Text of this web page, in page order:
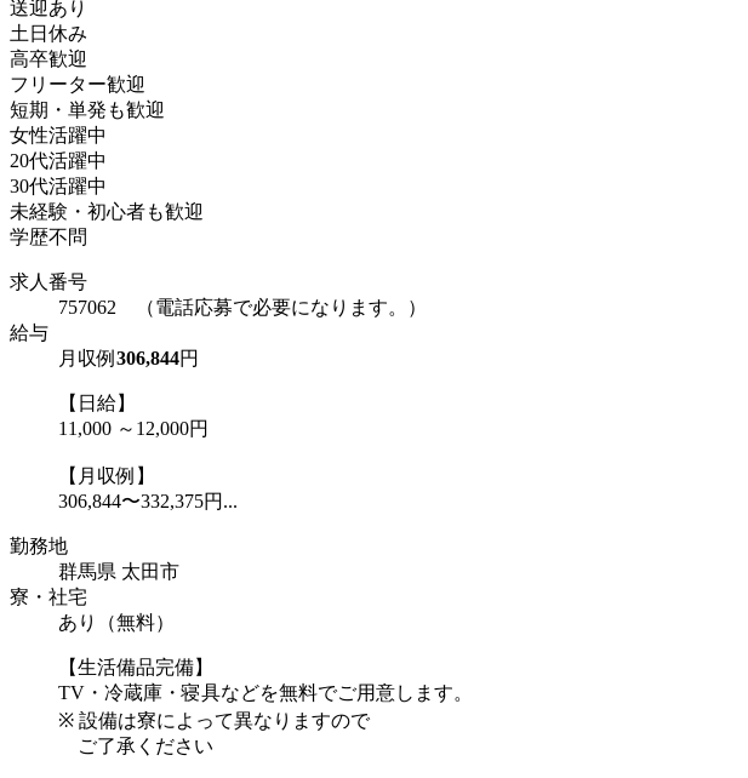
送迎あり
土日休み
高卒歓迎
フリーター歓迎
短期・単発も歓迎
女性活躍中
20代活躍中
30代活躍中
未経験・初心者も歓迎
学歴不問
求人番号
757062 （電話応募で必要になります。）
給与
月収例 306,844円
【日給】
11,000 ～12,000円
【月収例】
306,844〜332,375円...
勤務地
群馬県 太田市
寮・社宅
あり（無料）
【生活備品完備】
TV・冷蔵庫・寝具などを無料でご用意します。
※ 設備は寮によって異なりますので
ご了承ください